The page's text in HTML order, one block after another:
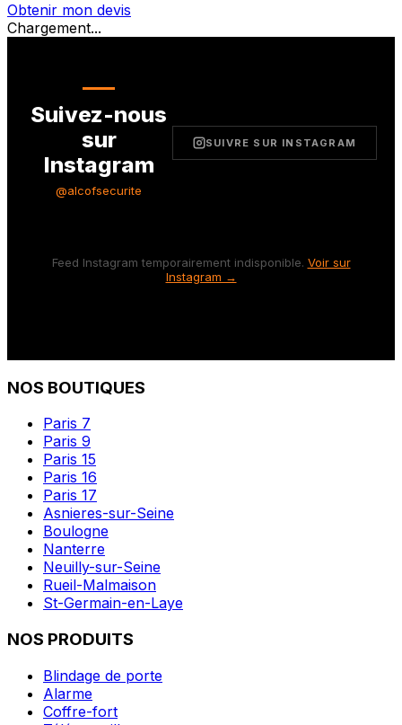
Obtenir mon devis
Chargement...
Suivez-nous
sur
Instagram
@alcofsecurite
SUIVRE SUR INSTAGRAM
Feed Instagram temporairement indisponible. Voir sur
Instagram →
NOS BOUTIQUES
Paris 7
Paris 9
Paris 15
Paris 16
Paris 17
Asnieres-sur-Seine
Boulogne
Nanterre
Neuilly-sur-Seine
Rueil-Malmaison
St-Germain-en-Laye
NOS PRODUITS
Blindage de porte
Alarme
Coffre-fort